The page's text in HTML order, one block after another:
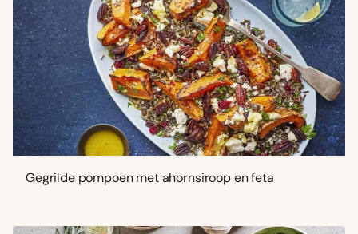
Gegrilde pompoen met ahornsiroop en feta